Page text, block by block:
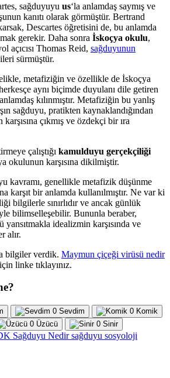
sağduyuyu us‘la anlamdaş saymış ve
kanıtı olarak görmüştür. Bertrand
Descartes öğretisini de, bu anlamda
gerekir. Daha sonra İskoçya okulu,
açıcısı Thomas Reid, sağduyunun
sürmüştür.
metafiziğin ve özellikle de İskoçya
aynı biçimde duyulanı dile getiren
kılınmıştır. Metafiziğin bu yanlış
sağduyu, pratikten kaynaklandığından
çıkmış ve özdekçi bir ıra
çalıştığı kamulduyu gerçekçiliği
okulunun karşısına dikilmiştir.
kavramı, genellikle metafizik düşünme
karşıt bir anlamda kullanılmıştır. Ne var ki
bilgilerle sınırlıdır ve ancak günlük
bilimselleşebilir. Bununla beraber,
idealizmin karşısında ve
alır.
bilgiler verdik. Maymun çiçeği virüsü nedir
linke tıklayınız.
0 Sevdim 0 Komik
0 Üzücü 0 Sinir
Sağduyu Nedirsağduyu sosyoloji